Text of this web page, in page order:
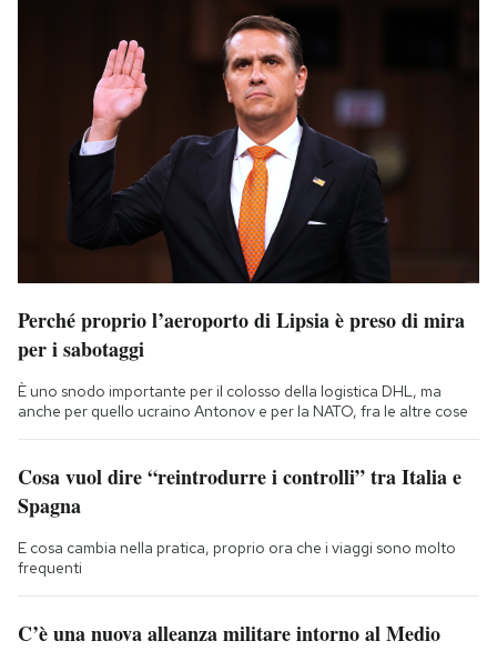
Perché proprio l’aeroporto di Lipsia è preso di mira
per i sabotaggi
È uno snodo importante per il colosso della logistica DHL, ma
anche per quello ucraino Antonov e per la NATO, fra le altre cose
Cosa vuol dire “reintrodurre i controlli” tra Italia e
Spagna
E cosa cambia nella pratica, proprio ora che i viaggi sono molto
frequenti
C’è una nuova alleanza militare intorno al Medio